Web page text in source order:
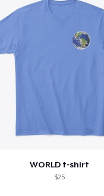
WORLD t-shirt
$25